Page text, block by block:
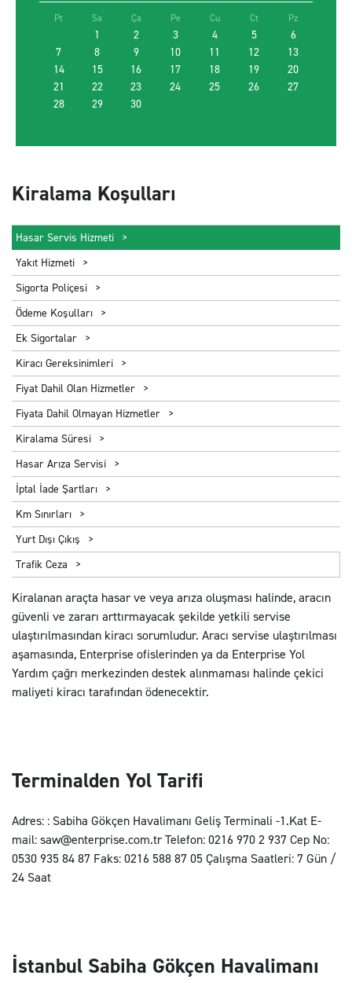
Pt Sa Ça Pe Cu Ct Pz
1 2 3 4 5
6
7
8 9 10 11 12
13
14
15 16 17 18 19
20
21
22 23 24 25 26
27
28
29 30
Promosyon kodu kullan
EN UYGUN ARACI BUL
Kiralama Koşulları
Hasar Servis Hizmeti
Yakıt Hizmeti
Sigorta Poliçesi
Ödeme Koşulları
Ek Sigortalar
Kiracı Gereksinimleri
Fiyat Dahil Olan Hizmetler
Fiyata Dahil Olmayan Hizmetler
Kiralama Süresi
Hasar Arıza Servisi
İptal İade Şartları
Km Sınırları
Yurt Dışı Çıkış
Trafik Ceza
Kiralanan araçta hasar ve veya arıza oluşması halinde, aracın
güvenli ve zararı arttırmayacak şekilde yetkili servise
ulaştırılmasından kiracı sorumludur. Aracı servise ulaştırılması
aşamasında, Enterprise ofislerinden ya da Enterprise Yol
Yardım çağrı merkezinden destek alınmaması halinde çekici
maliyeti kiracı tarafından ödenecektir.
Terminalden Yol Tarifi
Adres: : Sabiha Gökçen Havalimanı Geliş Terminali -1.Kat E-
mail: saw@enterprise.com.tr Telefon: 0216 970 2 937 Cep No:
0530 935 84 87 Faks: 0216 588 87 05 Çalışma Saatleri: 7 Gün /
24 Saat
İstanbul Sabiha Gökçen Havalimanı